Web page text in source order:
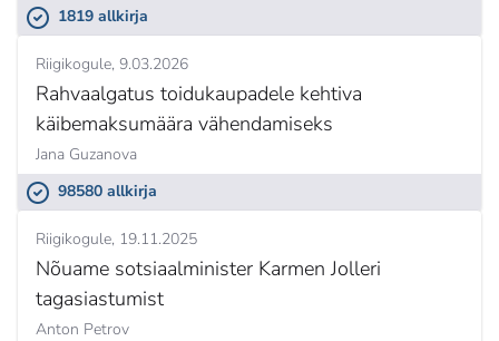
1819 allkirja
Riigikogule 9.03.2026
Rahvaalgatus toidukaupadele kehtiva
käibemaksumäära vähendamiseks
Jana Guzanova
98580 allkirja
Riigikogule 19.11.2025
Nõuame sotsiaalminister Karmen Jolleri
tagasiastumist
Anton Petrov